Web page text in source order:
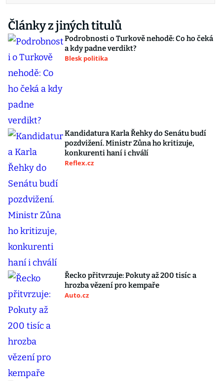
Články z jiných titulů
Podrobnosti o Turkově nehodě: Co ho čeká
a kdy padne verdikt?
Blesk politika
Kandidatura Karla Řehky do Senátu budí
pozdvižení. Ministr Zůna ho kritizuje,
konkurenti haní i chválí
Reflex.cz
Řecko přitvrzuje: Pokuty až 200 tisíc a
hrozba vězení pro kempaře
Auto.cz